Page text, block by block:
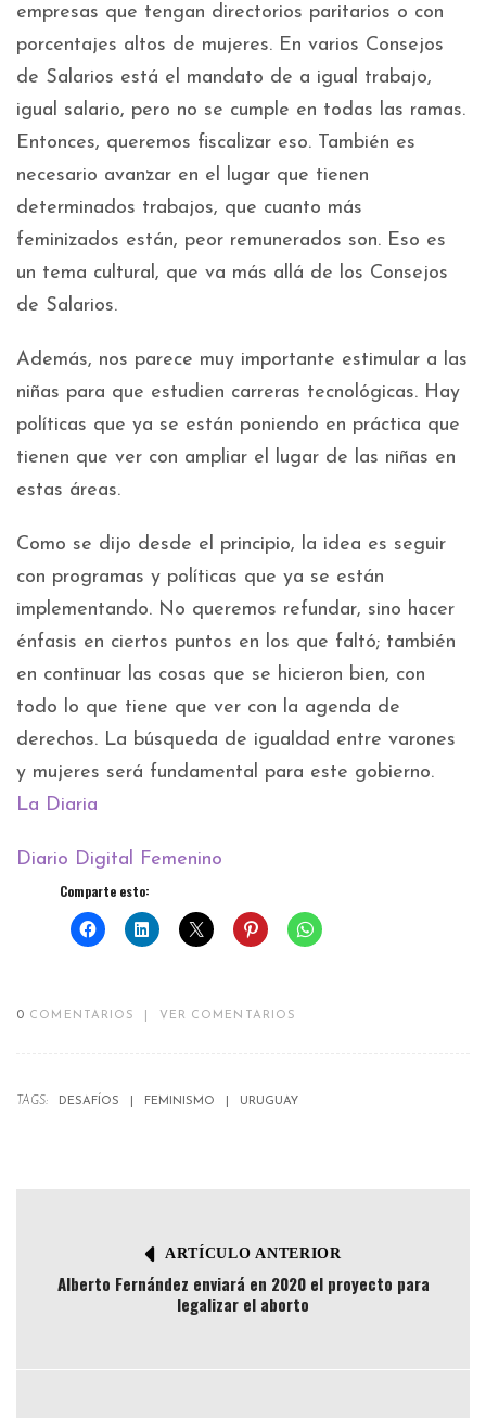
empresas que tengan directorios paritarios o con
porcentajes altos de mujeres. En varios Consejos
de Salarios está el mandato de a igual trabajo,
igual salario, pero no se cumple en todas las ramas.
Entonces, queremos fiscalizar eso. También es
necesario avanzar en el lugar que tienen
determinados trabajos, que cuanto más
feminizados están, peor remunerados son. Eso es
un tema cultural, que va más allá de los Consejos
de Salarios.
Además, nos parece muy importante estimular a las
niñas para que estudien carreras tecnológicas. Hay
políticas que ya se están poniendo en práctica que
tienen que ver con ampliar el lugar de las niñas en
estas áreas.
Como se dijo desde el principio, la idea es seguir
con programas y políticas que ya se están
implementando. No queremos refundar, sino hacer
énfasis en ciertos puntos en los que faltó; también
en continuar las cosas que se hicieron bien, con
todo lo que tiene que ver con la agenda de
derechos. La búsqueda de igualdad entre varones
y mujeres será fundamental para este gobierno.
La Diaria
Diario Digital Femenino
Comparte esto:
0 COMENTARIOS VER COMENTARIOS
TAGS: DESAFÍOS FEMINISMO URUGUAY
ARTÍCULO ANTERIOR
Alberto Fernández enviará en 2020 el proyecto para
legalizar el aborto